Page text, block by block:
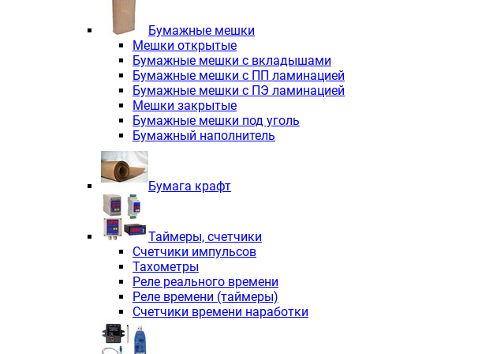
Электродвигатели асинхронные трёхфазные с тормозом
Электродвигатели асинхронные трёхфазные
Трехфазные асинхронные электродвигатели INNORED
Независимая вентиляция INNORED
Взрывозащищенная независимая вентиляция INNOVARI
Одноступенчатые цилиндрические редукторы INNORED
Экономичные червячные редукторы INNORED в
Компактные мотор-редукторы INNORED
Компактные мотор-редукторы INNORED MC
Вибраторы INNORED
Вариаторы INNORED
Бумажные мешки
Мешки открытые
Бумажные мешки с вкладышами
Бумажные мешки с ПП ламинацией
Бумажные мешки с ПЭ ламинацией
Мешки закрытые
Бумажные мешки под уголь
Бумажный наполнитель
Бумага крафт
Таймеры, счетчики
Счетчики импульсов
Тахометры
Реле реального времени
Реле времени (таймеры)
Счетчики времени наработки